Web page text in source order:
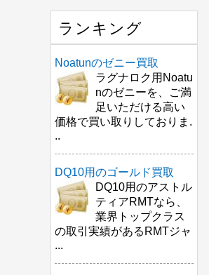
ランキング
Noatunのゼニー買取
ラグナロク用Noatu
nのゼニーを、ご満
足いただける高い
価格で買い取りしておりま.
..
DQ10用のゴールド買取
DQ10用のアストル
ティアRMTなら、
業界トップクラス
の取引実績があるRMTジャ
...